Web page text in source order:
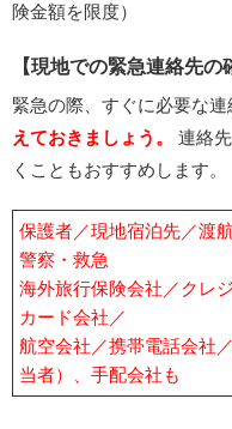
険金額を限度）
【現地での緊急連絡先の
緊急の際、すぐに必要な連
えておきましょう。
連絡
くこともおすすめします。
保護者／現地宿泊先／渡
警察・救急
海外旅行保険会社／クレ
カード会社／
航空会社／携帯電話会社
当者）、手配会社も